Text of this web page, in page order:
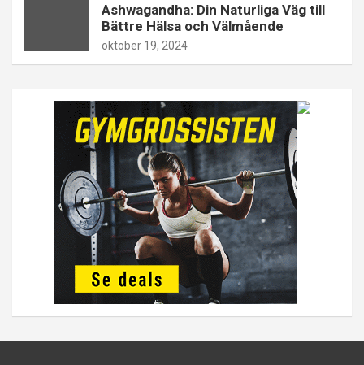
Ashwagandha: Din Naturliga Väg till
Bättre Hälsa och Välmående
oktober 19, 2024